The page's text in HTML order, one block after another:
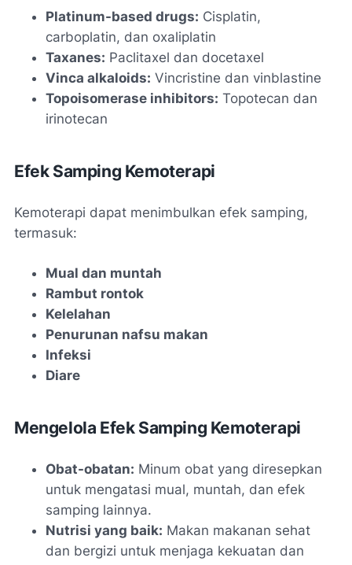
Platinum-based drugs: Cisplatin,
carboplatin, dan oxaliplatin
Taxanes: Paclitaxel dan docetaxel
Vinca alkaloids: Vincristine dan vinblastine
Topoisomerase inhibitors: Topotecan dan
irinotecan
Efek Samping Kemoterapi
Kemoterapi dapat menimbulkan efek samping,
termasuk:
Mual dan muntah
Rambut rontok
Kelelahan
Penurunan nafsu makan
Infeksi
Diare
Mengelola Efek Samping Kemoterapi
Obat-obatan: Minum obat yang diresepkan
untuk mengatasi mual, muntah, dan efek
samping lainnya.
Nutrisi yang baik: Makan makanan sehat
dan bergizi untuk menjaga kekuatan dan